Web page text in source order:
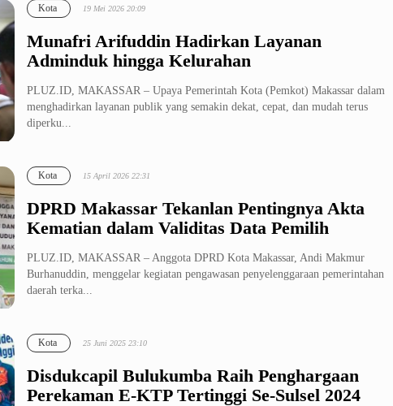
Munafri Arifuddin Hadirkan Layanan
Adminduk hingga Kelurahan
Kota 19 Mei 2026 20:09
PLUZ.ID, MAKASSAR – Upaya Pemerintah Kota (Pemkot) Makassar dalam
menghadirkan layanan publik yang semakin dekat, cepat, dan mudah terus
diperku...
DPRD Makassar Tekanlan Pentingnya Akta
Kematian dalam Validitas Data Pemilih
Kota 15 April 2026 22:31
PLUZ.ID, MAKASSAR – Anggota DPRD Kota Makassar, Andi Makmur
Burhanuddin, menggelar kegiatan pengawasan penyelenggaraan pemerintahan
daerah terka...
Disdukcapil Bulukumba Raih Penghargaan
Perekaman E-KTP Tertinggi Se-Sulsel 2024
Kota 25 Juni 2025 23:10